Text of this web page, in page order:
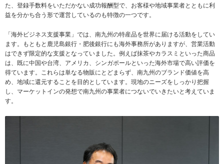
た、登録手数料をいただかない成功報酬型で、お客様や地域事業者とともに利
益を分かち合う形で運営しているのも特徴の一つです。
「海外ビジネス支援事業」では、南九州の特産品を世界に届ける活動をしてい
ます。もともと鹿児島銀行・肥後銀行にも海外事務所がありますが、営業活動
はできず限定的な支援となっていました。例えば抹茶やカラスミといった商品
は、既に中国や台湾、アメリカ、シンガポールといった海外市場で高い評価を
得ています。これらは単なる物販にとどまらず、南九州のブランド価値を高
め、地域に還元することを目的としています。現地のニーズをしっかり把握
し、マーケットインの発想で南九州の事業者につないでいきたいと考えていま
す。